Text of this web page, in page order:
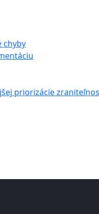
chyby
priorizácie